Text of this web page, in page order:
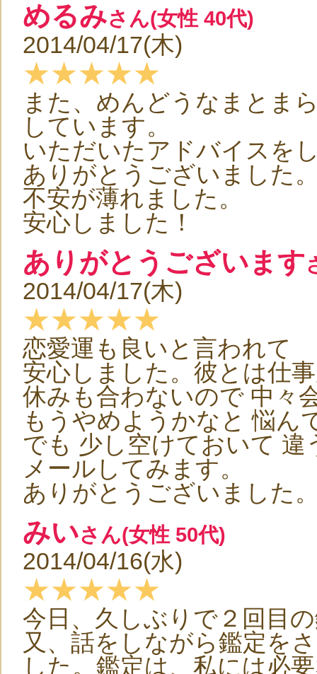
めるみさん(女性 40代)
2014/04/17(木)
★★★★★
また、めんどうなまとま
しています。
いただいたアドバイスを
ありがとうございました
不安が薄れました。
安心しました！
ありがとうございます
2014/04/17(木)
★★★★★
恋愛運も良いと言われて
安心しました。彼とは仕
休みも合わないので 中々
もうやめようかなと 悩ん
でも 少し空けておいて
メールしてみます。
ありがとうございました
みいさん(女性 50代)
2014/04/16(水)
★★★★★
今日、久しぶりで２回目
又、話をしながら鑑定を
した。鑑定は、私には必